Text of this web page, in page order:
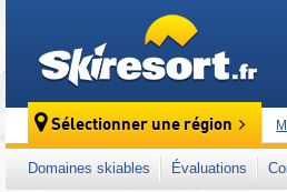
Sélectionner une région
Ce
Domaines skiables Évaluations